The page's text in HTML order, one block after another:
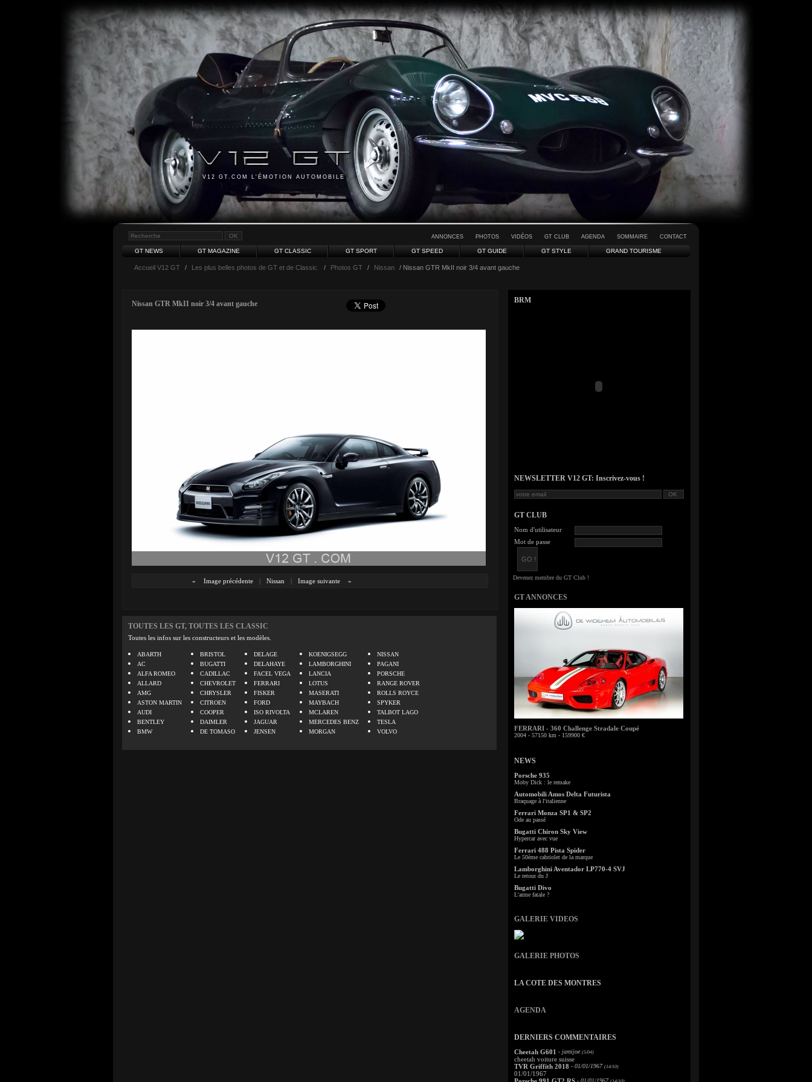
V12 GT.COM L'ÉMOTION AUTOMOBILE
ANNONCES PHOTOS VIDÉOS GT CLUB AGENDA SOMMAIRE CONTACT
GT NEWS GT MAGAZINE GT CLASSIC GT SPORT GT SPEED GT GUIDE GT STYLE GRAND TOURISME
Accueil V12 GT / Les plus belles photos de GT et de Classic. / Photos GT / Nissan / Nissan GTR MkII noir 3/4 avant gauche
Nissan GTR MkII noir 3/4 avant gauche
« Image précédente | Nissan | Image suivante »
TOUTES LES GT, TOUTES LES CLASSIC
Toutes les infos sur les constructeurs et les modèles.
ABARTH
AC
ALFA ROMEO
ALLARD
AMG
ASTON MARTIN
AUDI
BENTLEY
BMW
BRISTOL
BUGATTI
CADILLAC
CHEVROLET
CHRYSLER
CITROEN
COOPER
DAIMLER
DE TOMASO
DELAGE
DELAHAYE
FACEL VEGA
FERRARI
FISKER
FORD
ISO RIVOLTA
JAGUAR
JENSEN
KOENIGSEGG
LAMBORGHINI
LANCIA
LOTUS
MASERATI
MAYBACH
MCLAREN
MERCEDES BENZ
MORGAN
NISSAN
PAGANI
PORSCHE
RANGE ROVER
ROLLS ROYCE
SPYKER
TALBOT LAGO
TESLA
VOLVO
BRM
NEWSLETTER V12 GT: Inscrivez-vous !
GT CLUB
Nom d'utilisateur
Mot de passe
GT ANNONCES
FERRARI - 360 Challenge Stradale Coupé
2004 - 57150 km - 159900 €
NEWS
Porsche 935
Moby Dick : le remake
Automobili Amos Delta Futurista
Braquage à l'italienne
Ferrari Monza SP1 & SP2
Ode au passé
Bugatti Chiron Sky View
Hypercar avec vue
Ferrari 488 Pista Spider
Le 50ème cabriolet de la marque
Lamborghini Aventador LP770-4 SVJ
Le retour du J
Bugatti Divo
L'arme fatale ?
GALERIE VIDEOS
GALERIE PHOTOS
LA COTE DES MONTRES
AGENDA
DERNIERS COMMENTAIRES
Cheetah G601 - jamijoe (5/04)
cheetah voiture suisse
TVR Griffith 2018 - 01/01/1967 (14/10)
01/01/1967
- 01/01/1967